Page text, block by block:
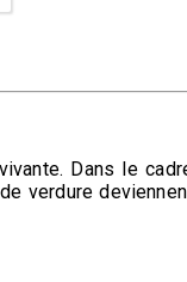
Dans le
verdure